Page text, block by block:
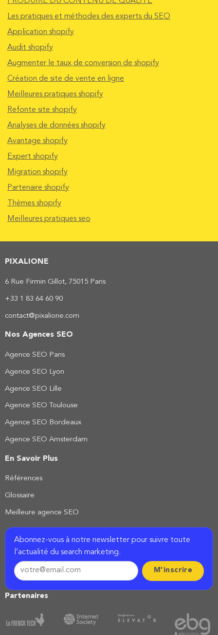
Les pratiques et méthodes des experts du SEO
Application shopify
Audit shopify
Augmenter le taux de conversion de shopify
Création de site de vente en ligne
Meilleures pratiques shopify
Refonte site shopify
Analyses de données shopify
Avantage shopify
Expert shopify
Migration shopify
Partenaire shopify
Thèmes shopify
Meilleures pratiques seo
PIXALIONE
6 Rue Firmin Gillot, 75015 Paris
+33 1 83 64 60 90
contact@pixalione.com
Nos Agences SEO
Agence SEO Paris
Agence SEO Lyon
Agence SEO Lille
Agence SEO Toulouse
Agence SEO Bordeaux
Agence SEO Amsterdam
En Savoir Plus
Références
Glossaire
Meilleure agence SEO
Abonnez-vous à notre newsletter pour suivre toute
l’actualité du search marketing.
Partenaires